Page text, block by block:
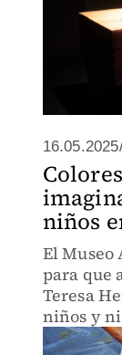
niños
El
para que
Teresa
niños y